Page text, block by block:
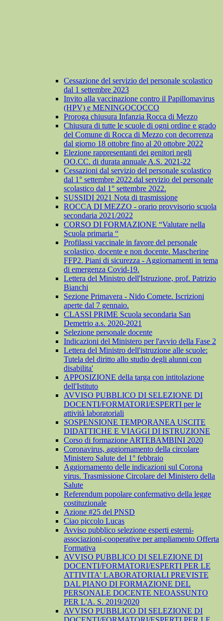
Cessazione del servizio del personale scolastico
dal 1 settembre 2023
Invito alla vaccinazione contro il Papillomavirus
(HPV) e MENINGOCOCCO
Proroga chiusura Infanzia Rocca di Mezzo
Chiusura di tutte le scuole di ogni ordine e grado
del Comune di Rocca di Mezzo con decorrenza
dal giorno 18 ottobre fino al 20 ottobre 2022
Elezione rappresentanti dei genitori negli
OO.CC. di durata annuale A.S. 2021-22
Cessazioni dal servizio del personale scolastico
dal 1° settembre 2022.dal servizio del personale
scolastico dal 1° settembre 2022.
SUSSIDI 2021 Nota di trasmissione
ROCCA DI MEZZO - orario provvisorio scuola
secondaria 2021/2022
CORSO DI FORMAZIONE “Valutare nella
Scuola primaria “
Profilassi vaccinale in favore del personale
scolastico, docente e non docente. Mascherine
FFP2. Piani di sicurezza - Aggiornamenti in tema
di emergenza Covid-19.
Lettera del Ministro dell'Istruzione, prof. Patrizio
Bianchi
Sezione Primavera - Nido Comete. Iscrizioni
aperte dal 7 gennaio.
CLASSI PRIME Scuola secondaria San
Demetrio a.s. 2020-2021
Selezione personale docente
Indicazioni del Ministero per l'avvio della Fase 2
Lettera del Ministro dell'istruzione alle scuole:
Tutela del diritto allo studio degli alunni con
disabilita'
APPOSIZIONE della targa con intitolazione
dell'Istituto
AVVISO PUBBLICO DI SELEZIONE DI
DOCENTI/FORMATORI/ESPERTI per le
attività laboratoriali
SOSPENSIONE TEMPORANEA USCITE
DIDATTICHE E VIAGGI DI ISTRUZIONE
Corso di formazione ARTEBAMBINI 2020
Coronavirus, aggiornamento della circolare
Ministero Salute del 1° febbraio
Aggiornamento delle indicazioni sul Corona
virus. Trasmissione Circolare del Ministero della
Salute
Referendum popolare confermativo della legge
costituzionale
Azione #25 del PNSD
Ciao piccolo Lucas
Avviso pubblico selezione esperti esterni-
associazioni-cooperative per ampliamento Offerta
Formativa
AVVISO PUBBLICO DI SELEZIONE DI
DOCENTI/FORMATORI/ESPERTI PER LE
ATTIVITA' LABORATORIALI PREVISTE
DAL PIANO DI FORMAZIONE DEL
PERSONALE DOCENTE NEOASSUNTO
PER L'A. S. 2019/2020
AVVISO PUBBLICO DI SELEZIONE DI